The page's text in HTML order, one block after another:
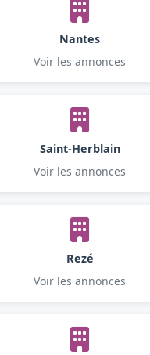
Nantes
Voir les annonces
Saint-Herblain
Voir les annonces
Rezé
Voir les annonces